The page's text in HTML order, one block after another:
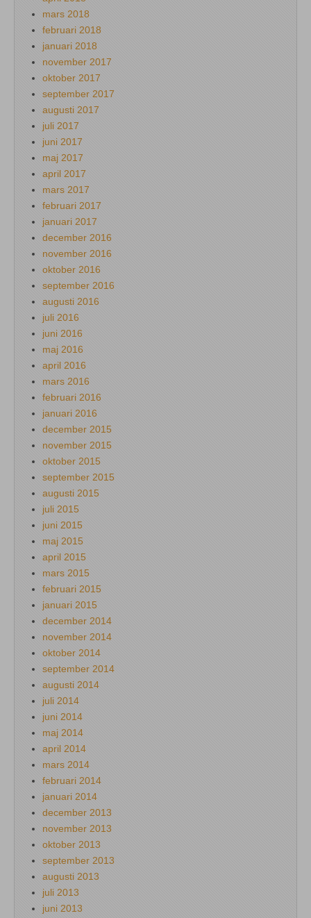
mars 2018
februari 2018
januari 2018
november 2017
oktober 2017
september 2017
augusti 2017
juli 2017
juni 2017
maj 2017
april 2017
mars 2017
februari 2017
januari 2017
december 2016
november 2016
oktober 2016
september 2016
augusti 2016
juli 2016
juni 2016
maj 2016
april 2016
mars 2016
februari 2016
januari 2016
december 2015
november 2015
oktober 2015
september 2015
augusti 2015
juli 2015
juni 2015
maj 2015
april 2015
mars 2015
februari 2015
januari 2015
december 2014
november 2014
oktober 2014
september 2014
augusti 2014
juli 2014
juni 2014
maj 2014
april 2014
mars 2014
februari 2014
januari 2014
december 2013
november 2013
oktober 2013
september 2013
augusti 2013
juli 2013
juni 2013